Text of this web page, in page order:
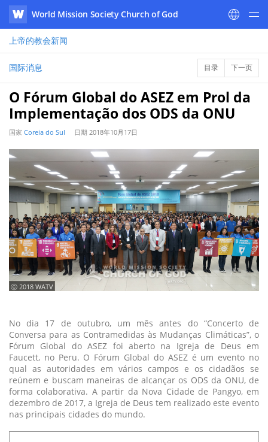
WATV
World Mission Society Church of God
上帝的教会新闻
国际消息 目录 下一页
O Fórum Global do ASEZ em Prol da
Implementação dos ODS da ONU
国家 Coreia do Sul 日期 2018年10月17日
ⓒ 2018 WATV
No dia 17 de outubro, um mês antes do “Concerto de
Conversa para as Contramedidas às Mudanças Climáticas”, o
Fórum Global do ASEZ foi aberto na Igreja de Deus em
Faucett, no Peru. O Fórum Global do ASEZ é um evento no
qual as autoridades em vários campos e os cidadãos se
reúnem e buscam maneiras de alcançar os ODS da ONU, de
forma colaborativa. A partir da Nova Cidade de Pangyo, em
dezembro de 2017, a Igreja de Deus tem realizado este evento
nas principais cidades do mundo.